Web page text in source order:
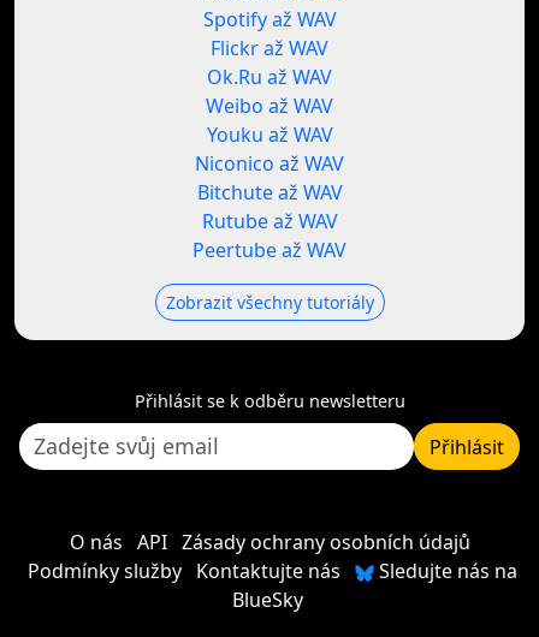
Spotify až WAV
Flickr až WAV
Ok.Ru až WAV
Weibo až WAV
Youku až WAV
Niconico až WAV
Bitchute až WAV
Rutube až WAV
Peertube až WAV
Zobrazit všechny tutoriály
Přihlásit se k odběru newsletteru
Přihlásit
O nás API Zásady ochrany osobních údajů
Podmínky služby
Kontaktujte nás
Sledujte nás na
BlueSky